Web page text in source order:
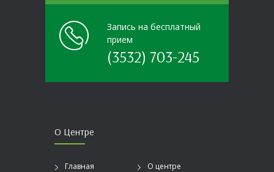
Запись на бесплатный
прием
(3532) 703-245
О Центре
Главная О центре